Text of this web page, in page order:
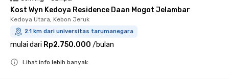
Kost Wyn Kedoya Residence Daan Mogot Jelambar
Kedoya Utara, Kebon Jeruk
2.1 km dari universitas tarumanegara
mulai dari Rp2.750.000 /bulan
Lihat info lebih banyak